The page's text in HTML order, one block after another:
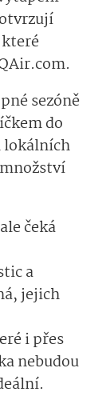
sezóně
do
lokálních
čeká
a
jejich
i přes
nebudou